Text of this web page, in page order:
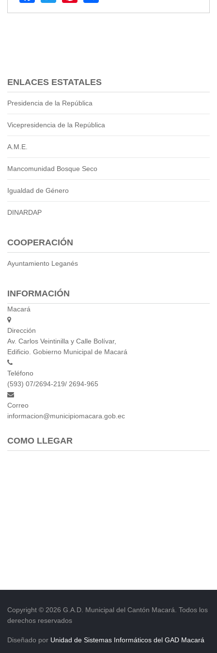
ENLACES ESTATALES
Presidencia de la República
Vicepresidencia de la República
A.M.E.
Mancomunidad Bosque Seco
Igualdad de Género
DINARDAP
COOPERACIÓN
Ayuntamiento Leganés
INFORMACIÓN
Macará
Dirección
Av. Carlos Veintinilla y Calle Bolívar,
Edificio. Gobierno Municipal de Macará
Teléfono
(593) 07/2694-219/ 2694-965
Correo
informacion@municipiomacara.gob.ec
COMO LLEGAR
Copyright © 2026 G.A.D. Municipal del Cantón Macará. Todos los
derechos reservados
Diseñado por Unidad de Sistemas Informáticos del GAD Macará
2012
2017
2016
Protección de Derechos
2020
2017
2015
CPCCS
GAD Macará
Biblioteca
P.A.C. - P.O.A.
P.D.L - P.D.O.T.
Ordenanzas/Resoluciones
Convenios
Concurso de Méritos
Concursos 2016
Servicio